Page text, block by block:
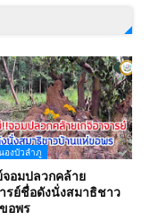
องบัวลำภู
จอมปลวกคล้าย
ารย์ชื่อดังนั่งสมาธิชาว
อพร